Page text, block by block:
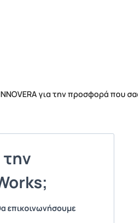
για την προσφορά που
επικοινωνήσουμε